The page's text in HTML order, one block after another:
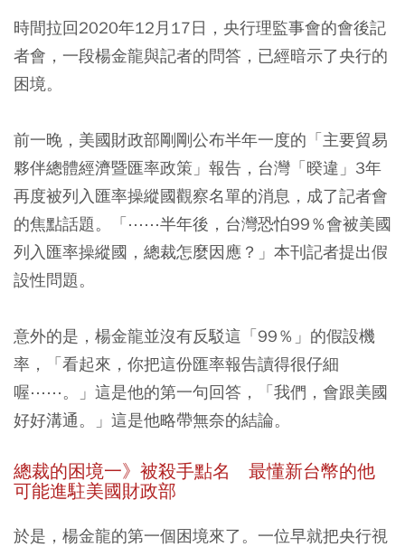
時間拉回2020年12月17日，央行理監事會的會後記
者會，一段楊金龍與記者的問答，已經暗示了央行的
困境。
前一晚，美國財政部剛剛公布半年一度的「主要貿易
夥伴總體經濟暨匯率政策」報告，台灣「暌違」3年
再度被列入匯率操縱國觀察名單的消息，成了記者會
的焦點話題。「⋯⋯半年後，台灣恐怕99％會被美國
列入匯率操縱國，總裁怎麼因應？」本刊記者提出假
設性問題。
意外的是，楊金龍並沒有反駁這「99％」的假設機
率，「看起來，你把這份匯率報告讀得很仔細
喔⋯⋯。」這是他的第一句回答，「我們，會跟美國
好好溝通。」這是他略帶無奈的結論。
總裁的困境一》被殺手點名 最懂新台幣的他
可能進駐美國財政部
於是，楊金龍的第一個困境來了。一位早就把央行視